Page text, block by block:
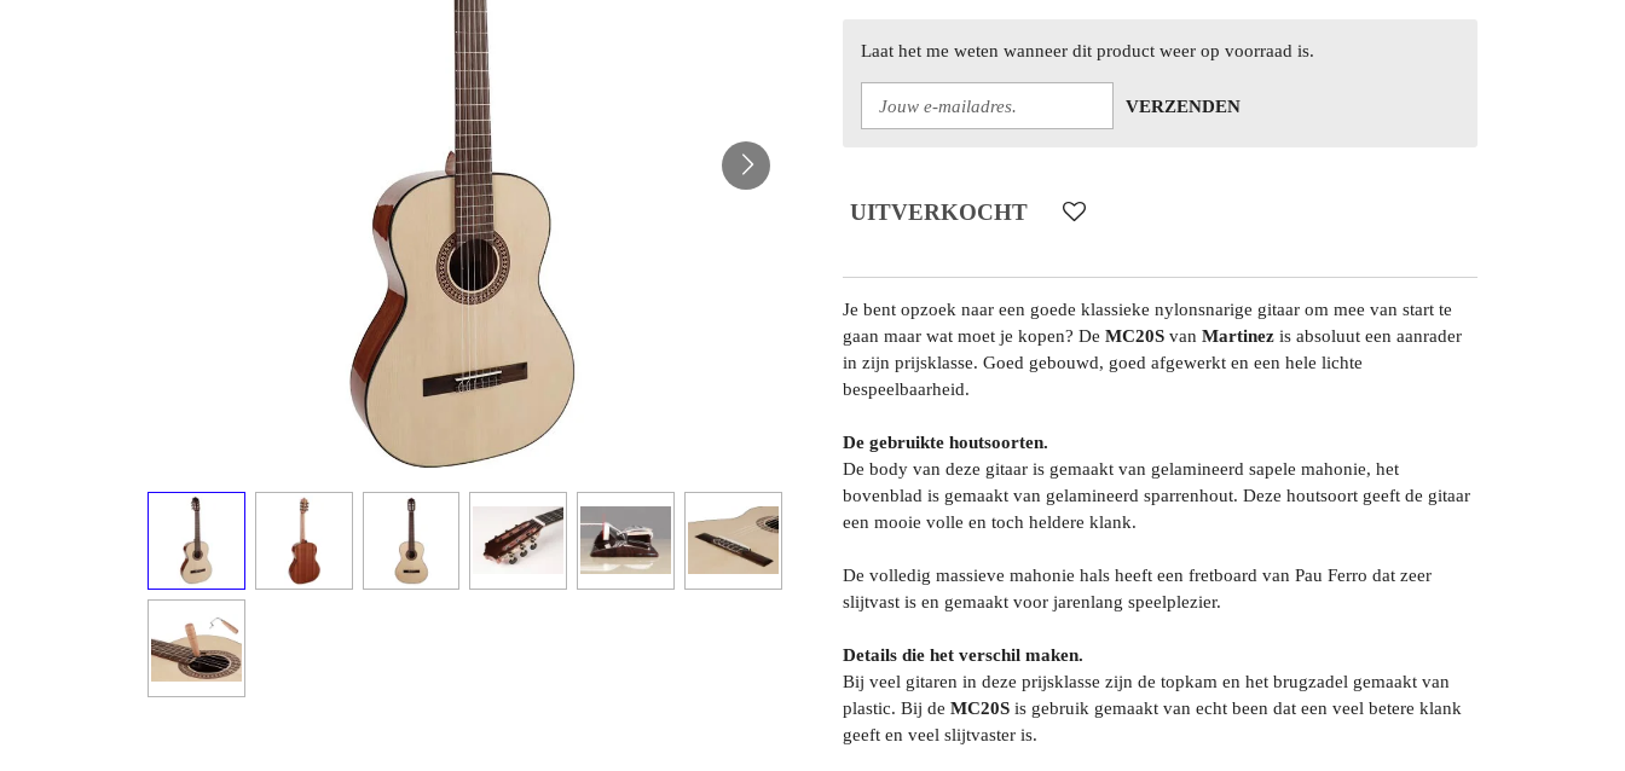
Laat het me weten wanneer dit product weer op voorraad is.
VERZENDEN
UITVERKOCHT
Je bent opzoek naar een goede klassieke nylonsnarige gitaar om mee van start te
gaan maar wat moet je kopen? De MC20S van Martinez is absoluut een aanrader
in zijn prijsklasse. Goed gebouwd, goed afgewerkt en een hele lichte
bespeelbaarheid.
De gebruikte houtsoorten.
De body van deze gitaar is gemaakt van gelamineerd sapele mahonie, het
bovenblad is gemaakt van gelamineerd sparrenhout. Deze houtsoort geeft de gitaar
een mooie volle en toch heldere klank.
De volledig massieve mahonie hals heeft een fretboard van Pau Ferro dat zeer
slijtvast is en gemaakt voor jarenlang speelplezier.
Details die het verschil maken.
Bij veel gitaren in deze prijsklasse zijn de topkam en het brugzadel gemaakt van
plastic. Bij de MC20S is gebruik gemaakt van echt been dat een veel betere klank
geeft en veel slijtvaster is.